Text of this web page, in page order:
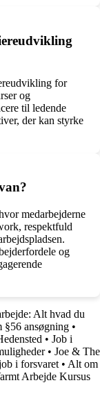
for
og
til ledende
der kan styrke
medarbejderne
respektfuld
og
Alt hvad du
§56 ansøgning •
• Job i
• Joe & The
i forsvaret • Alt om
Arbejde Kursus